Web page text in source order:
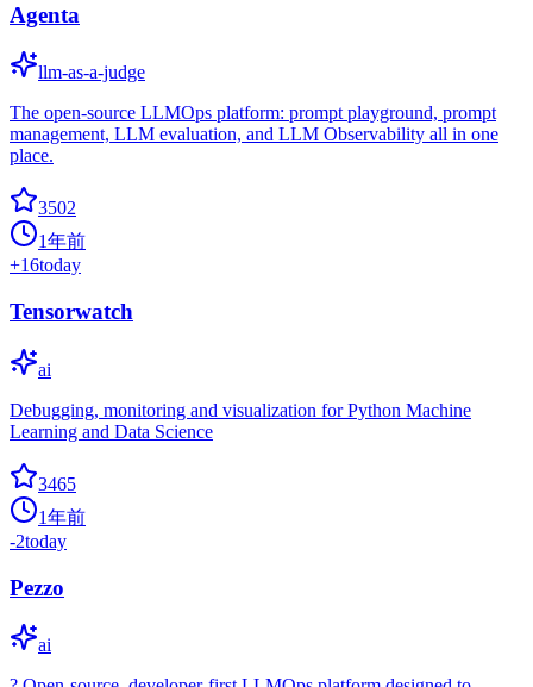
Agenta
llm-as-a-judge
The open-source LLMOps platform: prompt playground, prompt
management, LLM evaluation, and LLM Observability all in one
place.
3502
1年前
+16today
Tensorwatch
ai
Debugging, monitoring and visualization for Python Machine
Learning and Data Science
3465
1年前
-2today
Pezzo
ai